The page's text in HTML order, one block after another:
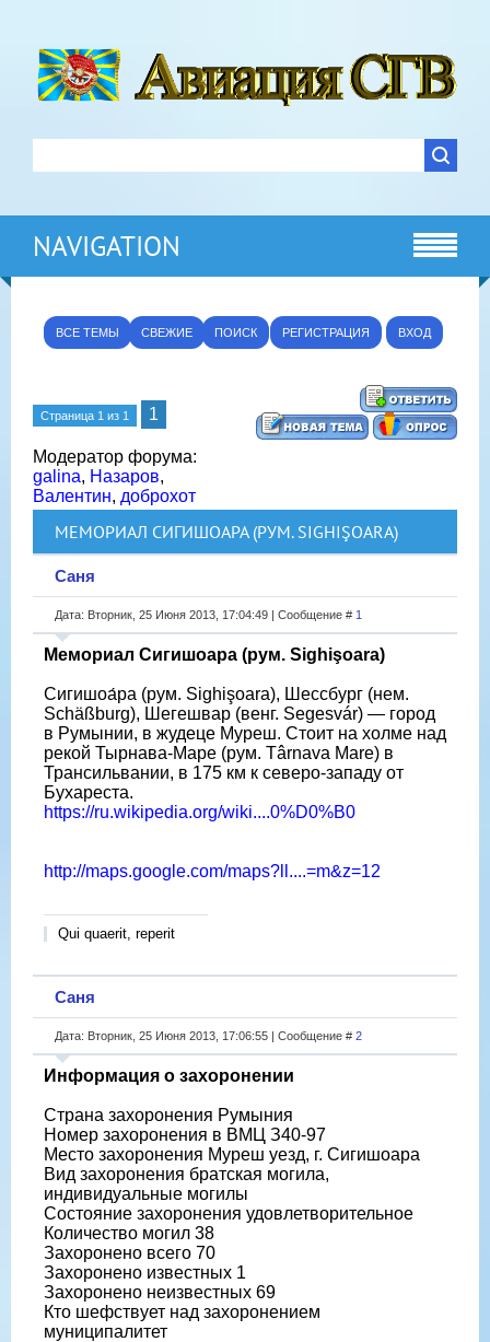
NAVIGATION
ВСЕ ТЕМЫ СВЕЖИЕ ПОИСК РЕГИСТРАЦИЯ ВХОД
Страница 1 из 1 1
Модератор форума:
galina, Назаров,
Валентин, доброхот
МЕМОРИАЛ СИГИШОАРА (РУМ. SIGHIŞOARA)
Саня
Дата: Вторник, 25 Июня 2013, 17:04:49 | Сообщение # 1
Мемориал Сигишоара (рум. Sighişoara)
Сигишоа́ра (рум. Sighişoara), Шессбург (нем.
Schäßburg), Шегешвар (венг. Segesvár) — город
в Румынии, в жудеце Муреш. Стоит на холме над
рекой Тырнава-Маре (рум. Târnava Mare) в
Трансильвании, в 175 км к северо-западу от
Бухареста.
https://ru.wikipedia.org/wiki....0%D0%B0
http://maps.google.com/maps?ll....=m&z=12
Qui quaerit, reperit
Саня
Дата: Вторник, 25 Июня 2013, 17:06:55 | Сообщение # 2
Информация о захоронении
Страна захоронения Румыния
Номер захоронения в ВМЦ З40-97
Место захоронения Муреш уезд, г. Сигишоара
Вид захоронения братская могила,
индивидуальные могилы
Состояние захоронения удовлетворительное
Количество могил 38
Захоронено всего 70
Захоронено известных 1
Захоронено неизвестных 69
Кто шефствует над захоронением
муниципалитет